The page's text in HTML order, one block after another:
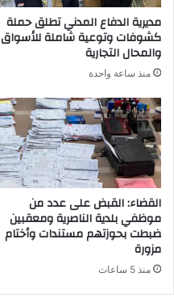
ر
و
ن
ي
مديرية الدفاع المدني تطلق حملة
كشوفات وتوعية شاملة للأسواق
والمحال التجارية
منذ ساعة واحدة
القضاء: القبض على عدد من
موظفي بلدية الناصرية ومعقبين
ضبطت بحوزتهم مستندات وأختام
مزورة
منذ 5 ساعات